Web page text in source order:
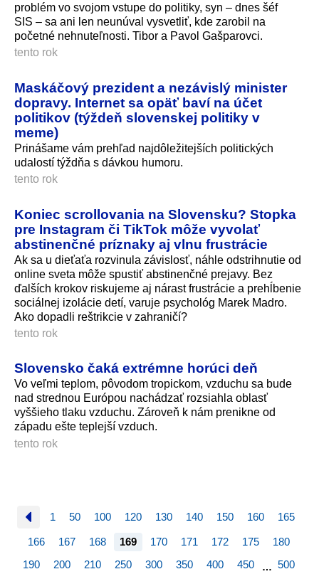
problém vo svojom vstupe do politiky, syn – dnes šéf
SIS – sa ani len neunúval vysvetliť, kde zarobil na
početné nehnuteľnosti. Tibor a Pavol Gašparovci.
tento rok
Maskáčový prezident a nezávislý minister
dopravy. Internet sa opäť baví na účet
politikov (týždeň slovenskej politiky v
meme)
Prinášame vám prehľad najdôležitejších politických
udalostí týždňa s dávkou humoru.
tento rok
Koniec scrollovania na Slovensku? Stopka
pre Instagram či TikTok môže vyvolať
abstinenčné príznaky aj vlnu frustrácie
Ak sa u dieťaťa rozvinula závislosť, náhle odstrihnutie od
online sveta môže spustiť abstinenčné prejavy. Bez
ďalších krokov riskujeme aj nárast frustrácie a prehĺbenie
sociálnej izolácie detí, varuje psychológ Marek Madro.
Ako dopadli reštrikcie v zahraničí?
tento rok
Slovensko čaká extrémne horúci deň
Vo veľmi teplom, pôvodom tropickom, vzduchu sa bude
nad strednou Európou nachádzať rozsiahla oblasť
vyššieho tlaku vzduchu. Zároveň k nám prenikne od
západu ešte teplejší vzduch.
tento rok
1 50 100 120 130 140 150 160 165
166 167 168 169 170 171 172 175
180
190
200 210 250 300 350 400 450 … 500